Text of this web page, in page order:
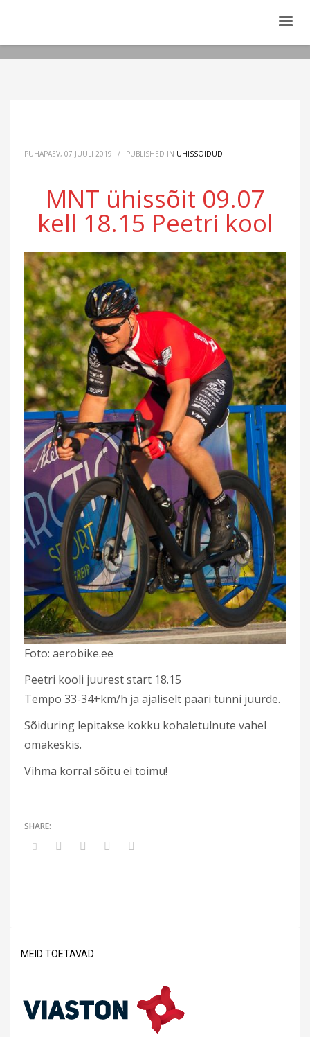
PÜHAPÄEV, 07 JUULI 2019 / PUBLISHED IN ÜHISSÕIDUD
MNT ühissõit 09.07
kell 18.15 Peetri kool
Foto: aerobike.ee
Peetri kooli juurest start 18.15
Tempo 33-34+km/h ja ajaliselt paari tunni juurde.
Sõiduring lepitakse kokku kohaletulnute vahel
omakeskis.
Vihma korral sõitu ei toimu!
MEID TOETAVAD